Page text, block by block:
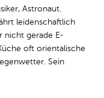
Astronaut.
leidenschaftlich
nicht gerade E-
oft orientalische
Sein